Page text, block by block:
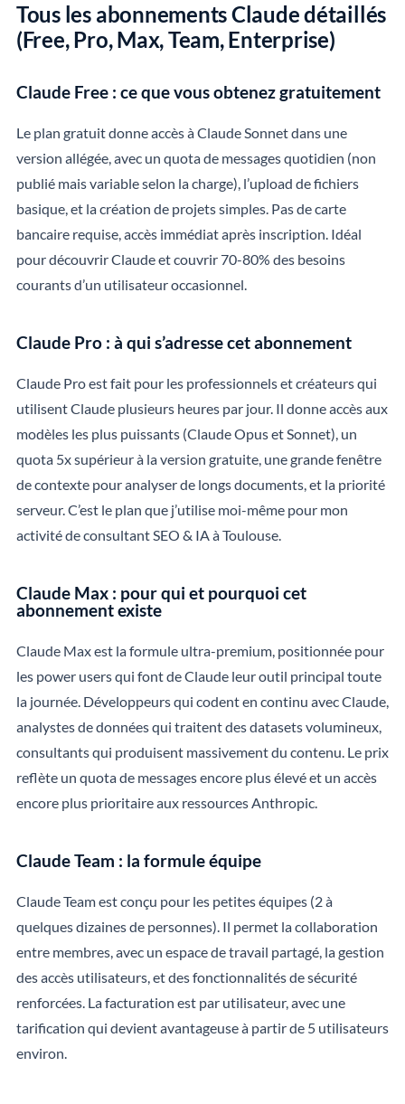
Tous les abonnements Claude détaillés
(Free, Pro, Max, Team, Enterprise)
Claude Free : ce que vous obtenez gratuitement
Le plan gratuit donne accès à Claude Sonnet dans une
version allégée, avec un quota de messages quotidien (non
publié mais variable selon la charge), l’upload de fichiers
basique, et la création de projets simples. Pas de carte
bancaire requise, accès immédiat après inscription. Idéal
pour découvrir Claude et couvrir 70-80% des besoins
courants d’un utilisateur occasionnel.
Claude Pro : à qui s’adresse cet abonnement
Claude Pro est fait pour les professionnels et créateurs qui
utilisent Claude plusieurs heures par jour. Il donne accès aux
modèles les plus puissants (Claude Opus et Sonnet), un
quota 5x supérieur à la version gratuite, une grande fenêtre
de contexte pour analyser de longs documents, et la priorité
serveur. C’est le plan que j’utilise moi-même pour mon
activité de consultant SEO & IA à Toulouse.
Claude Max : pour qui et pourquoi cet
abonnement existe
Claude Max est la formule ultra-premium, positionnée pour
les power users qui font de Claude leur outil principal toute
la journée. Développeurs qui codent en continu avec Claude,
analystes de données qui traitent des datasets volumineux,
consultants qui produisent massivement du contenu. Le prix
reflète un quota de messages encore plus élevé et un accès
encore plus prioritaire aux ressources Anthropic.
Claude Team : la formule équipe
Claude Team est conçu pour les petites équipes (2 à
quelques dizaines de personnes). Il permet la collaboration
entre membres, avec un espace de travail partagé, la gestion
des accès utilisateurs, et des fonctionnalités de sécurité
renforcées. La facturation est par utilisateur, avec une
tarification qui devient avantageuse à partir de 5 utilisateurs
environ.